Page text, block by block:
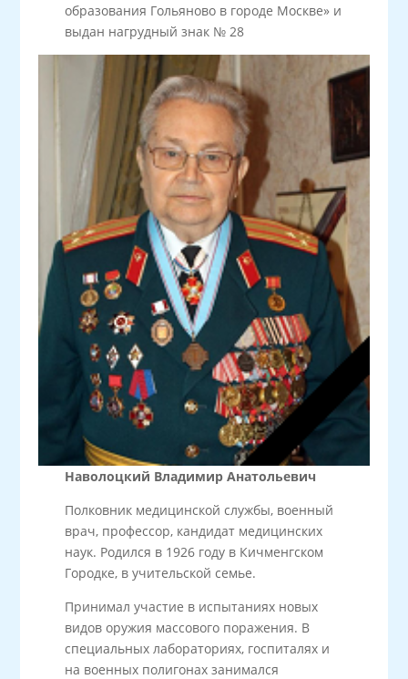
образования Гольяново в городе Москве» и
выдан нагрудный знак № 28
Наволоцкий Владимир Анатольевич
Полковник медицинской службы, военный
врач, профессор, кандидат медицинских
наук. Родился в 1926 году в Кичменгском
Городке, в учительской семье.
Принимал участие в испытаниях новых
видов оружия массового поражения. В
специальных лабораториях, госпиталях и
на военных полигонах занимался